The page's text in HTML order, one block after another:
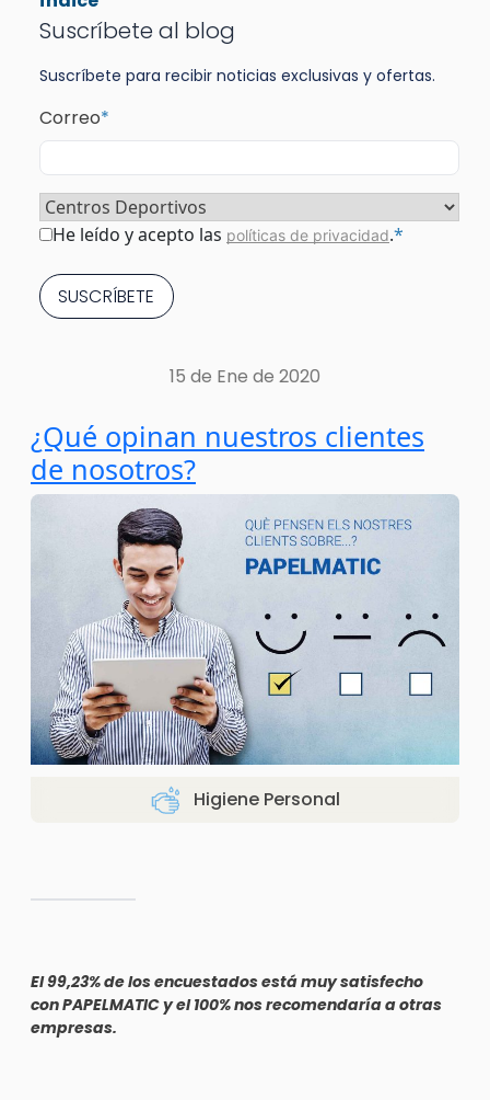
Suscríbete al blog
Suscríbete para recibir noticias exclusivas y ofertas.
Correo*
Sector*
Consentimiento*
He leído y acepto las políticas de privacidad.*
15 de Ene de 2020
¿Qué opinan nuestros clientes
de nosotros?
Higiene Personal
El 99,23% de los encuestados está muy satisfecho
con PAPELMATIC y el 100% nos recomendaría a otras
empresas.